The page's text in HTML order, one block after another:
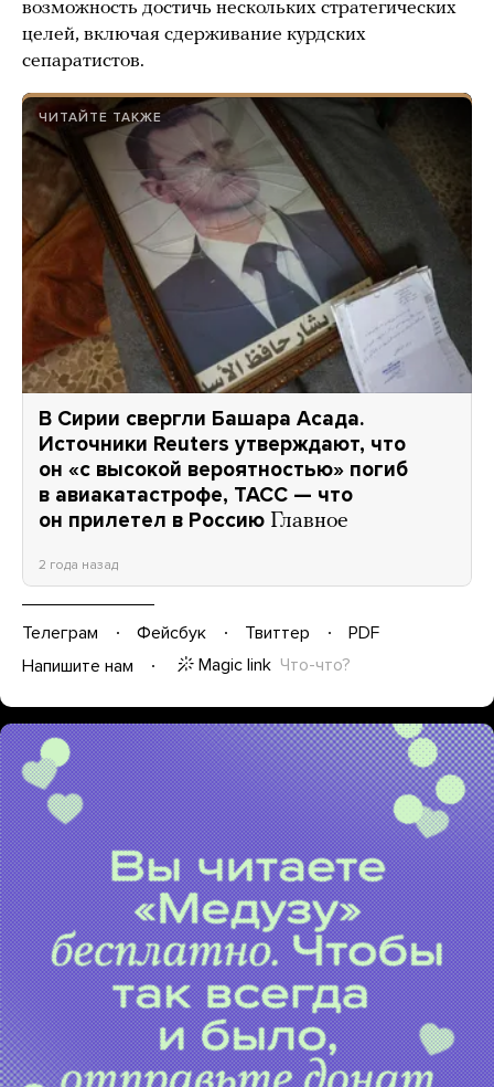
возможность достичь нескольких стратегических
целей, включая сдерживание курдских
сепаратистов.
ЧИТАЙТЕ ТАКЖЕ
В Сирии свергли Башара Асада.
Источники Reuters утверждают, что
он «с высокой вероятностью» погиб
в авиакатастрофе, ТАСС — что
он прилетел в Россию Главное
2 года назад
Телеграм Фейсбук Твиттер
PDF
Напишите нам
Magic link Что-что?